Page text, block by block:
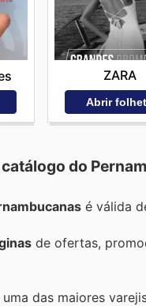
ZARA
Abrir
do
é válida
de ofertas,
uma das maiores